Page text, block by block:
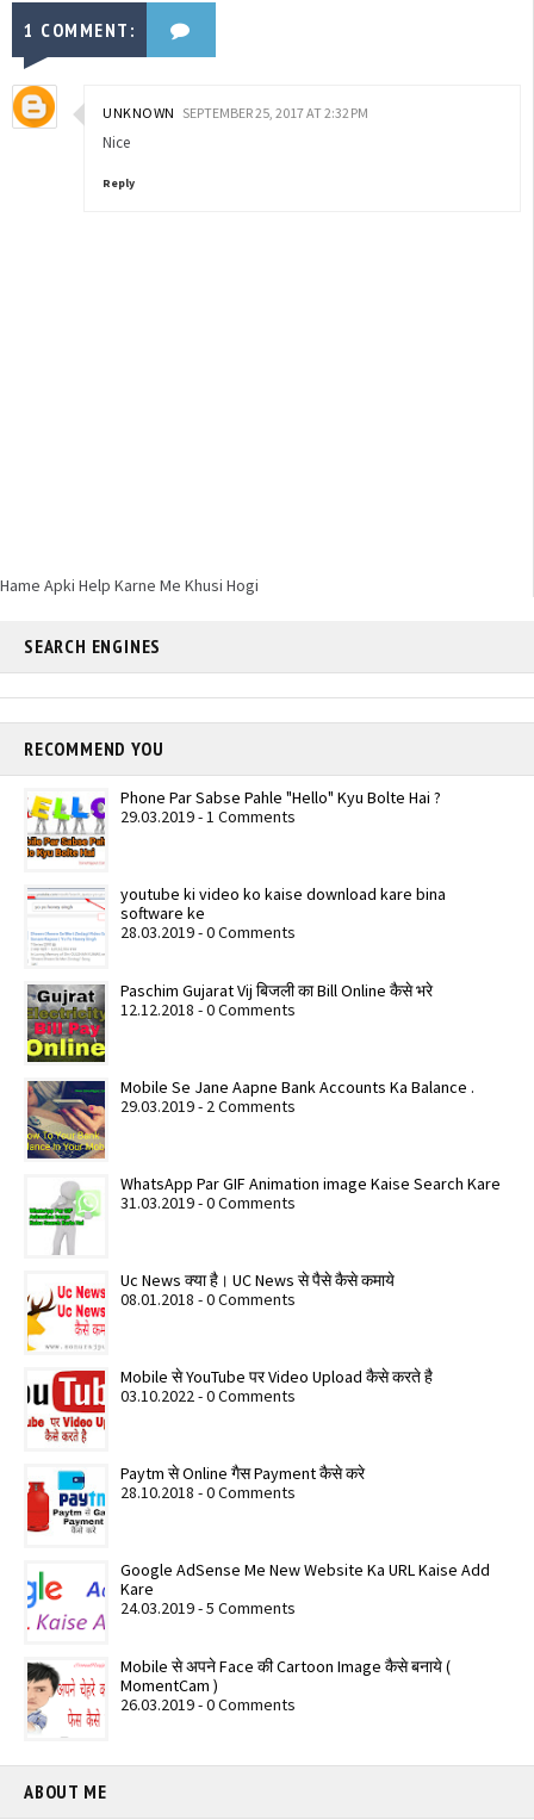
1 COMMENT:
UNKNOWN SEPTEMBER 25, 2017 AT 2:32 PM
Nice
Reply
Hame Apki Help Karne Me Khusi Hogi
SEARCH ENGINES
RECOMMEND YOU
Phone Par Sabse Pahle "Hello" Kyu Bolte Hai ?
29.03.2019 - 1 Comments
youtube ki video ko kaise download kare bina
software ke
28.03.2019 - 0 Comments
Paschim Gujarat Vij बिजली का Bill Online कैसे भरे
12.12.2018 - 0 Comments
Mobile Se Jane Aapne Bank Accounts Ka Balance .
29.03.2019 - 2 Comments
WhatsApp Par GIF Animation image Kaise Search Kare
31.03.2019 - 0 Comments
Uc News क्या है। UC News से पैसे कैसे कमाये
08.01.2018 - 0 Comments
Mobile से YouTube पर Video Upload कैसे करते है
03.10.2022 - 0 Comments
Paytm से Online गैस Payment कैसे करे
28.10.2018 - 0 Comments
Google AdSense Me New Website Ka URL Kaise Add
Kare
24.03.2019 - 5 Comments
Mobile से अपने Face की Cartoon Image कैसे बनाये (
MomentCam )
26.03.2019 - 0 Comments
ABOUT ME